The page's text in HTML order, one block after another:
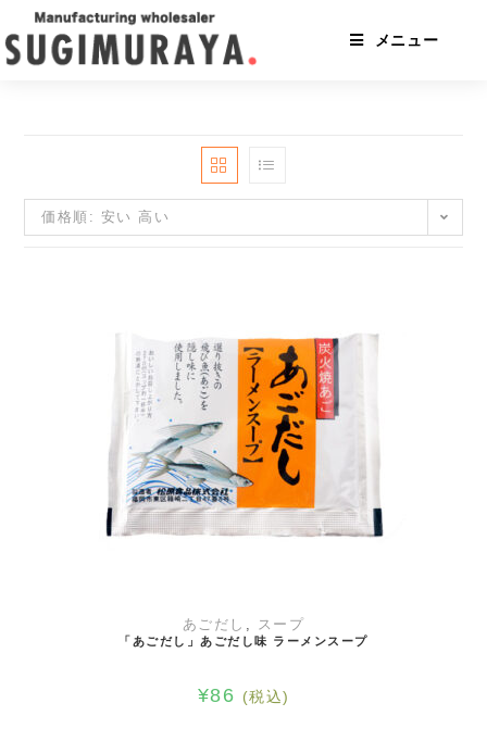
ン
テ
メニュー
価格順: 安い 高い
お買い物カゴに追加
あごだし , スープ
「あごだし」あごだし味 ラーメンスープ
¥86 (税込)